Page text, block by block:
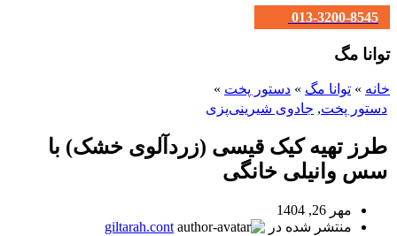
013-3200-8545
توانا مگ
خانه » توانا مگ » دستور پخت »
دستور پخت, جادوی شیرینی‌پزی
طرز تهیه کیک قیسی (زردآلوی خشک) با
سس وانیلی خانگی
مهر 26, 1404
منتشر شده در
giltarah.cont